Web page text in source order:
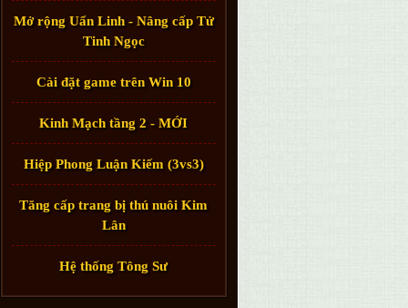
Mở rộng Uẩn Linh - Nâng cấp Tử
Tinh Ngọc
Cài đặt game trên Win 10
Kinh Mạch tầng 2 - MỚI
Hiệp Phong Luận Kiếm (3vs3)
Tăng cấp trang bị thú nuôi Kim
Lân
Hệ thống Tông Sư